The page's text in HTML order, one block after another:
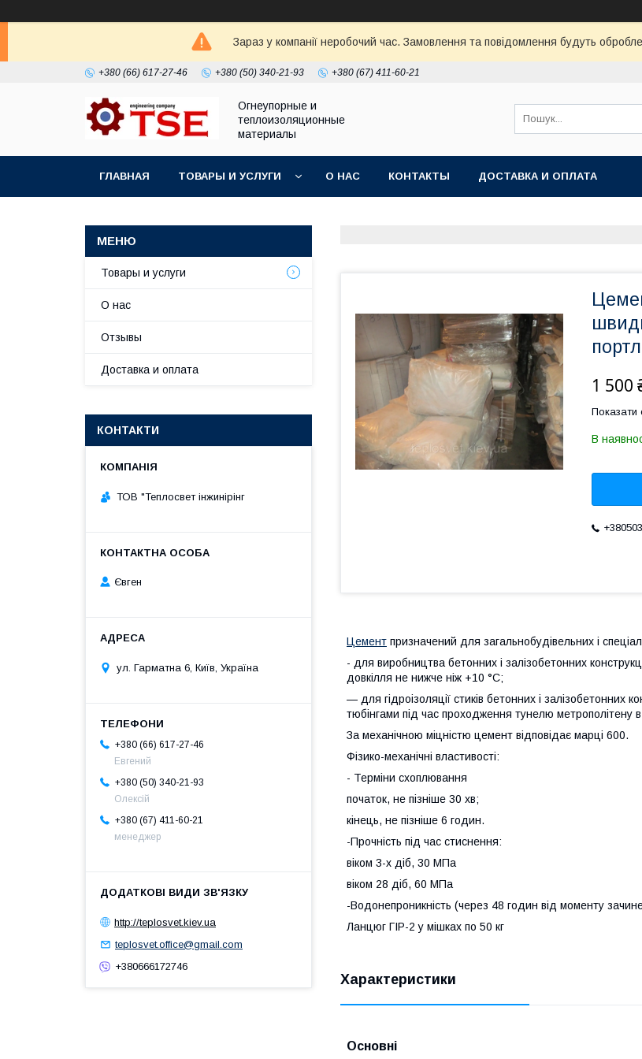
Зараз у компанії неробочий час. Замовлення та повідомлення будуть
+380 (66) 617-27-46 +380 (50) 340-21-93 +380 (67) 411-60-21
Огнеупорные и
теплоизоляционные
материалы
ГЛАВНАЯ ТОВАРЫ И УСЛУГИ О НАС КОНТАКТЫ ДОСТАВКА И ОПЛАТА
1 500
Показати
В
Цемент призначений для загальнобудівельних і
- для виробництва бетонних і залізобетонних
довкілля не нижче ніж +10 °C;
— для гідроізоляції стиків бетонних і залізобетонних
тюбінгами під час проходження тунелю метрополітену
За механічною міцністю цемент відповідає марці 600.
Фізико-механічні властивості:
- Терміни схоплювання
початок, не пізніше 30 хв;
кінець, не пізніше 6 годин.
-Прочність під час стиснення:
віком 3-х діб, 30 МПа
віком 28 діб, 60 МПа
-Водонепроникність (через 48 годин від моменту
Ланцюг ГІР-2 у мішках по 50 кг
Характеристики
Основні
Товары и услуги
О нас
Отзывы
Доставка и оплата
КОНТАКТИ
ТОВ "Теплосвет інжинірінг
Євген
ул. Гарматна 6, Київ, Україна
+380 (66) 617-27-46
Евгений
+380 (50) 340-21-93
Олексій
+380 (67) 411-60-21
менеджер
http://teplosvet.kiev.ua
teplosvet.office@gmail.com
+380666172746